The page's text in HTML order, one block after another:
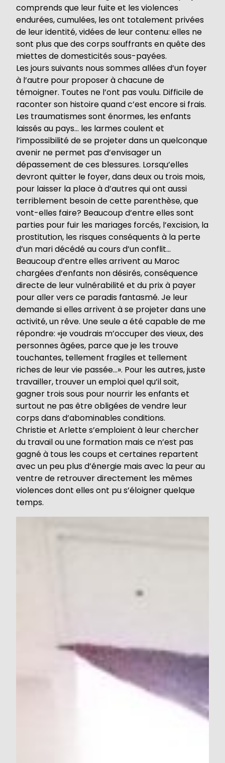
comprends que leur fuite et les violences
endurées, cumulées, les ont totalement privées
de leur identité, vidées de leur contenu: elles ne
sont plus que des corps souffrants en quête des
miettes de domesticités sous-payées.
Les jours suivants nous sommes allées d’un foyer
à l’autre pour proposer à chacune de
témoigner. Toutes ne l’ont pas voulu. Difficile de
raconter son histoire quand c’est encore si frais.
Les traumatismes sont énormes, les enfants
laissés au pays… les larmes coulent et
l’impossibilité de se projeter dans un quelconque
avenir ne permet pas d’envisager un
dépassement de ces blessures. Lorsqu’elles
devront quitter le foyer, dans deux ou trois mois,
pour laisser la place à d’autres qui ont aussi
terriblement besoin de cette parenthèse, que
vont-elles faire? Beaucoup d’entre elles sont
parties pour fuir les mariages forcés, l’excision, la
prostitution, les risques conséquents à la perte
d’un mari décédé au cours d’un conflit…
Beaucoup d’entre elles arrivent au Maroc
chargées d’enfants non désirés, conséquence
directe de leur vulnérabilité et du prix à payer
pour aller vers ce paradis fantasmé. Je leur
demande si elles arrivent à se projeter dans une
activité, un rêve. Une seule a été capable de me
répondre: «je voudrais m’occuper des vieux, des
personnes âgées, parce que je les trouve
touchantes, tellement fragiles et tellement
riches de leur vie passée…». Pour les autres, juste
travailler, trouver un emploi quel qu’il soit,
gagner trois sous pour nourrir les enfants et
surtout ne pas être obligées de vendre leur
corps dans d’abominables conditions.
Christie et Arlette s’emploient à leur chercher
du travail ou une formation mais ce n’est pas
gagné à tous les coups et certaines repartent
avec un peu plus d’énergie mais avec la peur au
ventre de retrouver directement les mêmes
violences dont elles ont pu s’éloigner quelque
temps.